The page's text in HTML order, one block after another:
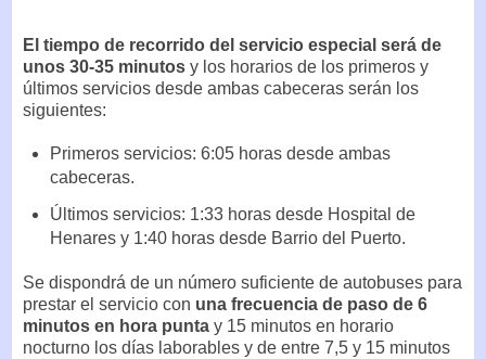
El tiempo de recorrido del servicio especial será de
unos 30-35 minutos y los horarios de los primeros y
últimos servicios desde ambas cabeceras serán los
siguientes:
Primeros servicios: 6:05 horas desde ambas
cabeceras.
Últimos servicios: 1:33 horas desde Hospital de
Henares y 1:40 horas desde Barrio del Puerto.
Se dispondrá de un número suficiente de autobuses para
prestar el servicio con una frecuencia de paso de 6
minutos en hora punta y 15 minutos en horario
nocturno los días laborables y de entre 7,5 y 15 minutos